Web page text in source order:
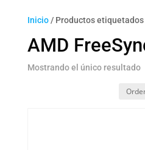
Inicio/ Productos etiquetados
AMD
Mostrando el único resultado